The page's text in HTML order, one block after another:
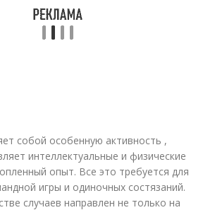
собой особенную активность ,
интеллектуальные и физические
опыт. Все это требуется для
игры и одиночных состязаний.
случаев направлен не только на